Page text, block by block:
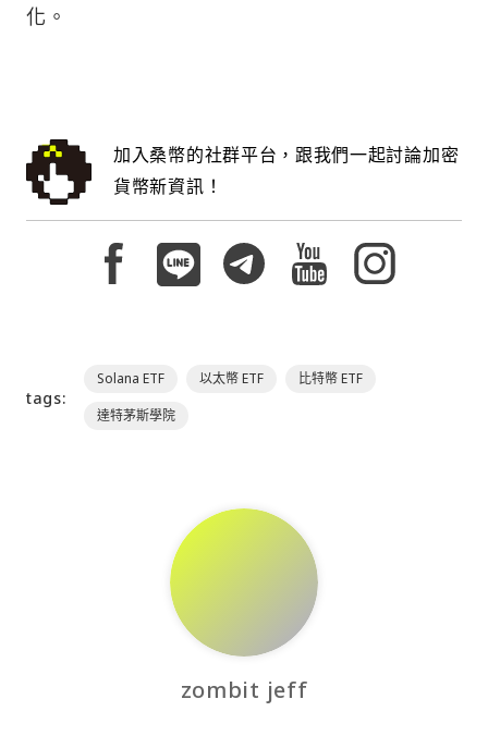
化。
加入桑幣的社群平台，跟我們一起討論加密
貨幣新資訊！
tags:
Solana ETF 以太幣 ETF
比特幣 ETF
達特茅斯學院
zombit jeff